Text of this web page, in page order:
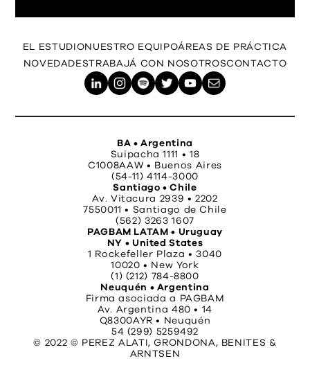
EL ESTUDIONUESTRO EQUIPOÁREAS DE PRÁCTICA
NOVEDADESTRABAJÁ CON NOSOTROSCONTACTO
BA • Argentina
Suipacha 1111 • 18
C1008AAW • Buenos Aires
(54-11) 4114-3000
Santiago • Chile
Av. Vitacura 2939 • 2202
7550011 • Santiago de Chile
(562) 3263 1607
PAGBAM LATAM • Uruguay
NY • United States
1 Rockefeller Plaza • 3040
10020 • New York
(1) (212) 784-8800
Neuquén • Argentina
Firma asociada a PAGBAM
Av. Argentina 480 • 14
Q8300AYR • Neuquén
54 (299) 5259492
© 2022 © PEREZ ALATI, GRONDONA, BENITES &
ARNTSEN